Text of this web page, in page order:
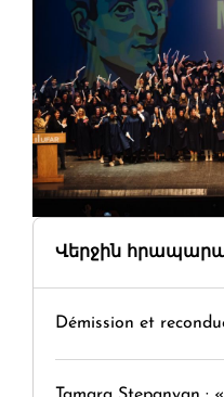
Վերջին
Démission et